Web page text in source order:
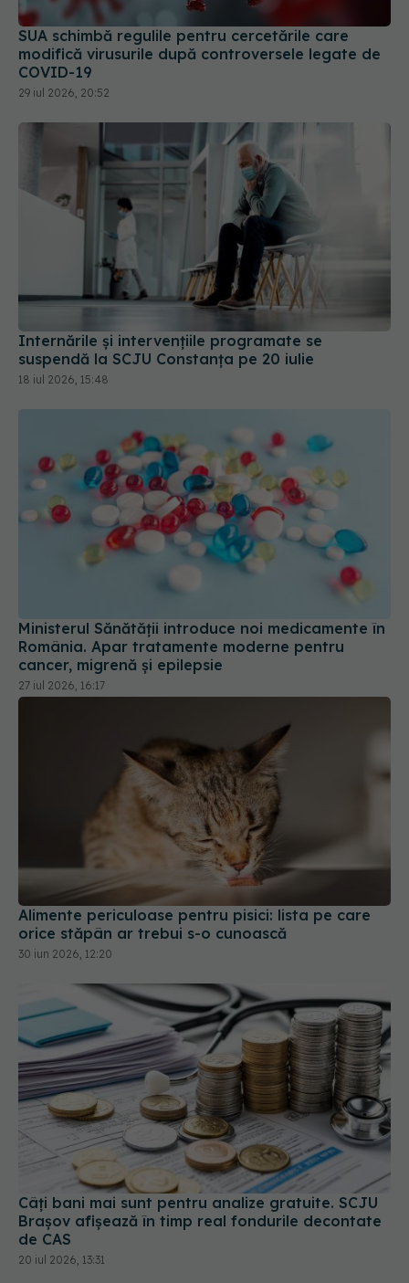
SUA schimbă regulile pentru cercetările care
modifică virusurile după controversele legate de
COVID-19
29 iul 2026, 20:52
Internările și intervențiile programate se
suspendă la SCJU Constanța pe 20 iulie
18 iul 2026, 15:48
Ministerul Sănătății introduce noi medicamente în
România. Apar tratamente moderne pentru
cancer, migrenă și epilepsie
27 iul 2026, 16:17
Alimente periculoase pentru pisici: lista pe care
orice stăpân ar trebui s-o cunoască
30 iun 2026, 12:20
Câți bani mai sunt pentru analize gratuite. SCJU
Brașov afișează în timp real fondurile decontate
de CAS
20 iul 2026, 13:31